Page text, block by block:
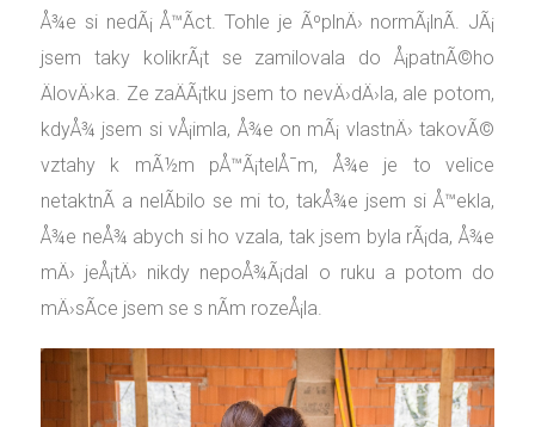
Å¾e si nedÃ¡ Å™Ã­ct. Tohle je ÃºplnÄ› normÃ¡lnÃ­. JÃ¡
jsem taky kolikrÃ¡t se zamilovala do Å¡patnÃ©ho
ÄlovÄ›ka. Ze zaÄÃ¡tku jsem to nevÄ›dÄ›la, ale potom,
kdyÅ¾ jsem si vÅ¡imla, Å¾e on mÃ¡ vlastnÄ› takovÃ©
vztahy k mÃ½m pÅ™Ã¡telÅ¯m, Å¾e je to velice
netaktnÃ­ a nelÃ­bilo se mi to, takÅ¾e jsem si Å™ekla,
Å¾e neÅ¾ abych si ho vzala, tak jsem byla rÃ¡da, Å¾e
mÄ› jeÅ¡tÄ› nikdy nepoÅ¾Ã¡dal o ruku a potom do
mÄ›sÃ­ce jsem se s nÃ­m rozeÅ¡la.